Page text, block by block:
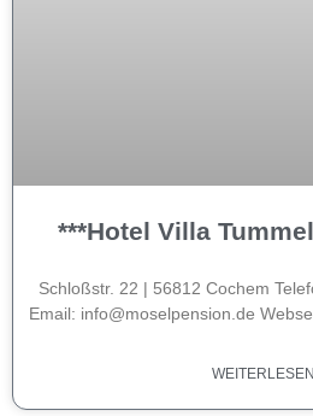
***Hotel Villa
Schloßstr. 22 | 56812 Cochem
Email: info@moselpension.de